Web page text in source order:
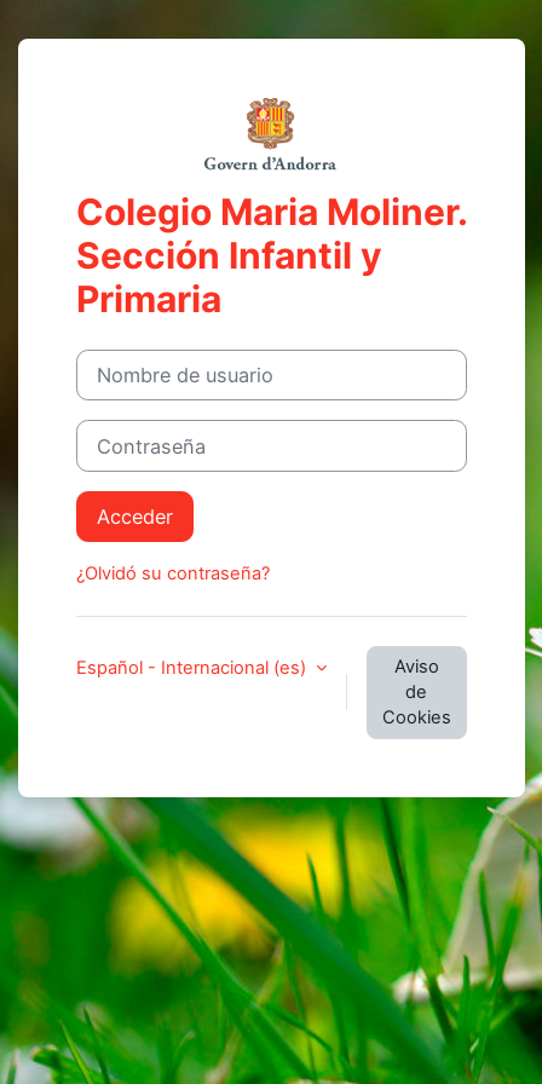
Entrar a
Colegio Maria Moliner.
Sección Infantil y
Primaria
Nombre de usuario
Contraseña
Acceder
¿Olvidó su contraseña?
Español - Internacional ‎(es)‎
Aviso
de
Cookies